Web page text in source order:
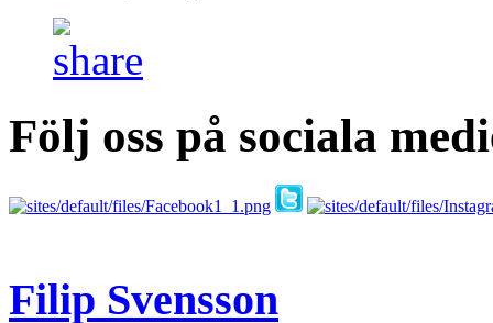
Följ oss på sociala
Filip Svensson